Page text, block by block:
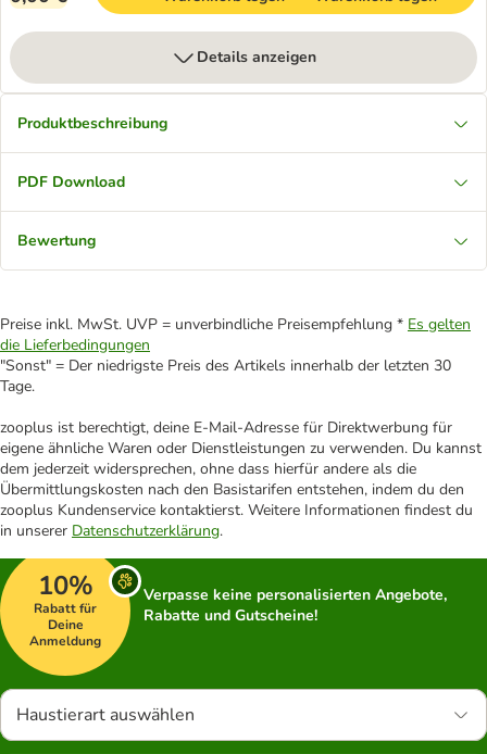
Details anzeigen
Produktbeschreibung
PDF Download
Bewertung
Preise inkl. MwSt. UVP = unverbindliche Preisempfehlung * Es gelten
die Lieferbedingungen
"Sonst" = Der niedrigste Preis des Artikels innerhalb der letzten 30
Tage.
zooplus ist berechtigt, deine E-Mail-Adresse für Direktwerbung für
eigene ähnliche Waren oder Dienstleistungen zu verwenden. Du kannst
dem jederzeit widersprechen, ohne dass hierfür andere als die
Übermittlungskosten nach den Basistarifen entstehen, indem du den
zooplus Kundenservice kontaktierst. Weitere Informationen findest du
in unserer Datenschutzerklärung.
10%
Rabatt für
Deine
Anmeldung
Verpasse keine personalisierten Angebote,
Rabatte und Gutscheine!
Haustierart auswählen